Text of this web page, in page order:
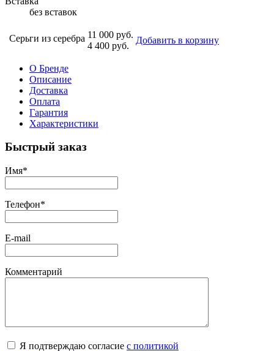
без вставок
Серьги из серебра 11 000 руб.
4 400 руб.
Добавить в корзину
О Бренде
Описание
Доставка
Оплата
Гарантия
Характеристики
Быстрый заказ
Имя*
Телефон*
E-mail
Комментарий
Я подтверждаю согласие с политикой